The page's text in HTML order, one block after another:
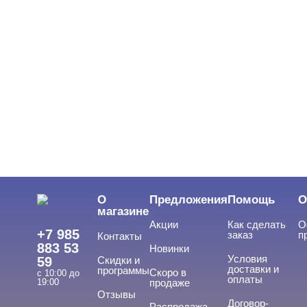
+7 985
883 53
59
с 10:00 до
19:00
О
магазине
Контакты
Скидки и
программы
Отзывы
Предложения
Акции
Новинки
Скоро в
продаже
Помощь
Как сделать
заказ
Условия
доставки и
оплаты
Договор-